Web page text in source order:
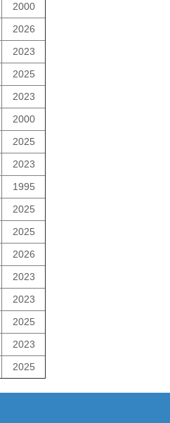
2000
2026
2023
2025
2023
2000
2025
2023
1995
2025
2025
2026
2023
2023
2025
2023
2025